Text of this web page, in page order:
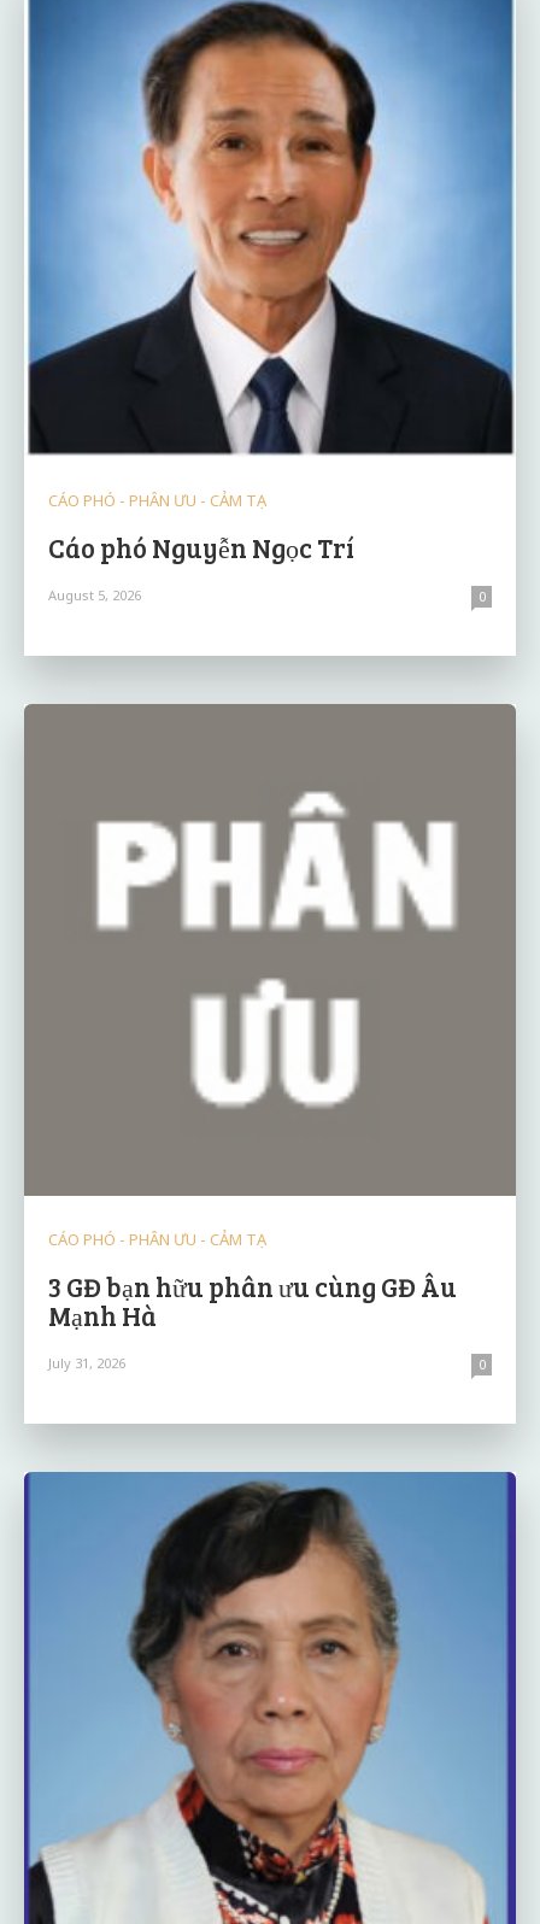
CÁO PHÓ - PHÂN ƯU - CẢM TẠ
Cáo phó Nguyễn Ngọc Trí
August 5, 2026 0
CÁO PHÓ - PHÂN ƯU - CẢM TẠ
3 GĐ bạn hữu phân ưu cùng GĐ Âu
Mạnh Hà
July 31, 2026 0